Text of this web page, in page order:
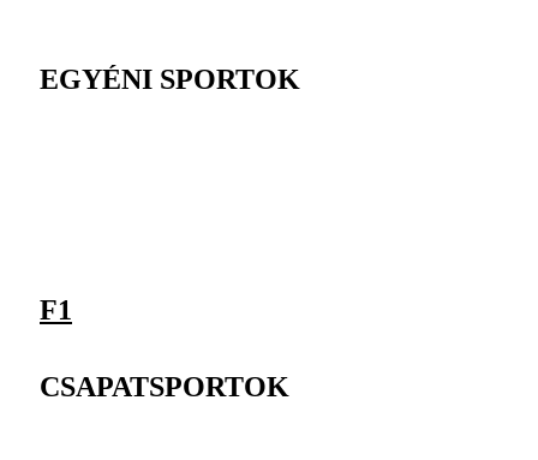
EGYÉNI SPORTOK
F1
CSAPATSPORTOK